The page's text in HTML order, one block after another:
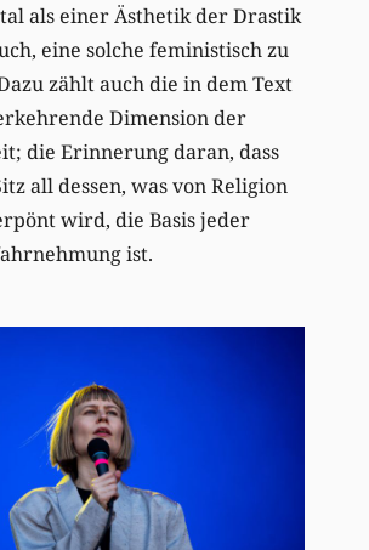
als einer Ästhetik der Drastik
eine solche feministisch zu
zählt auch die in dem Text
Dimension der
die Erinnerung daran, dass
all dessen, was von Religion
wird, die Basis jeder
ist.